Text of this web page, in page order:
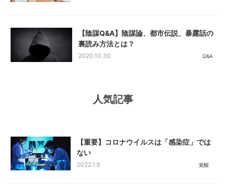
【陰謀Q&A】陰謀論、都市伝説、暴露話の
裏読み方法とは？
2020.10.30 Q&A
人気記事
【重要】コロナウイルスは「感染症」では
ない
2022.1.9 覚醒